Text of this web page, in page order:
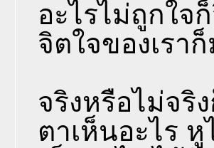
อะไรไม่ถูกใจ
จิตใจของเรา
จริงหรือไม่จริ
ตาเห็นอะไร